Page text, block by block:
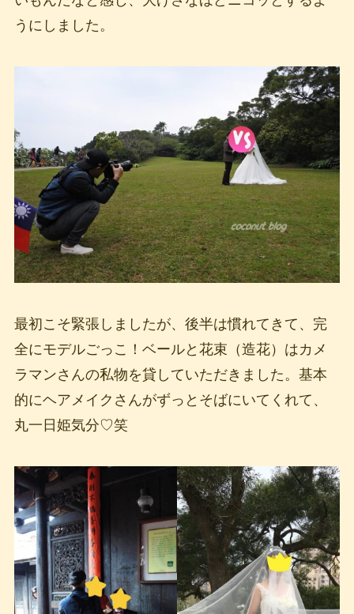
うにしました。
最初こそ緊張しましたが、後半は慣れてきて、完
全にモデルごっこ！ベールと花束（造花）はカメ
ラマンさんの私物を貸していただきました。基本
的にヘアメイクさんがずっとそばにいてくれて、
丸一日姫気分♡笑